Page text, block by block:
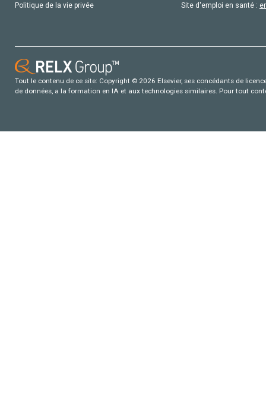
Politique de la vie privée
Site d'emploi en santé :
Tout le contenu de ce site: Copyright © 2026 Elsevier, ses concédants de
de données, a la formation en IA et aux technologies similaires. Pour tout